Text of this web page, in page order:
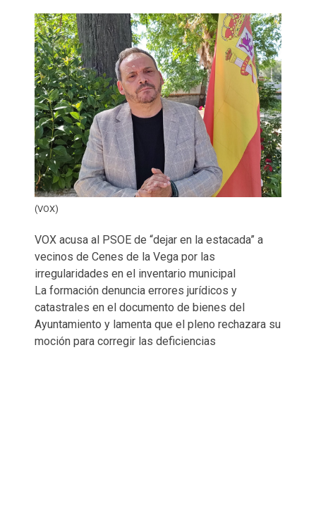
(VOX)
VOX acusa al PSOE de “dejar en la estacada” a
vecinos de Cenes de la Vega por las
irregularidades en el inventario municipal
La formación denuncia errores jurídicos y
catastrales en el documento de bienes del
Ayuntamiento y lamenta que el pleno rechazara su
moción para corregir las deficiencias